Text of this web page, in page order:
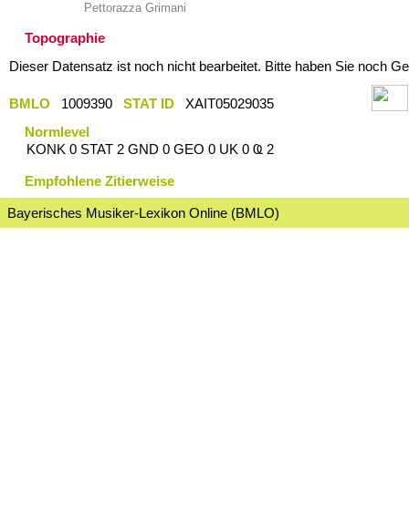
Pettorazza Grimani
Topographie
Dieser Datensatz ist noch nicht bearbeitet. Bitte haben Sie noch
BMLO 1009390 STAT ID
XAIT05029035
Normlevel
KONK 0 STAT 2 GND 0 GEO 0 UK 0 Ҩ 2
Empfohlene Zitierweise
Bayerisches Musiker-Lexikon Online (BMLO)